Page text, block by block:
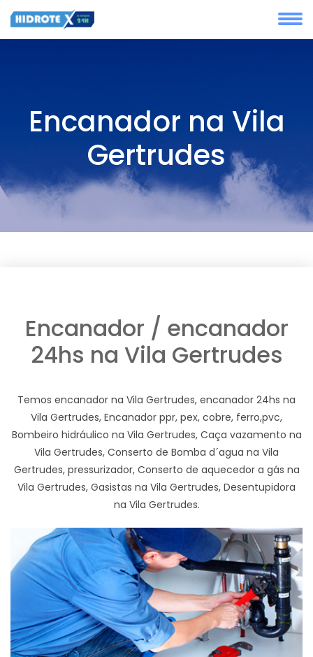
Encanador na Vila
Gertrudes
Encanador / encanador
24hs na Vila Gertrudes
Temos encanador na Vila Gertrudes, encanador 24hs na
Vila Gertrudes, Encanador ppr, pex, cobre, ferro,pvc,
Bombeiro hidráulico na Vila Gertrudes, Caça vazamento na
Vila Gertrudes, Conserto de Bomba d´agua na Vila
Gertrudes, pressurizador, Conserto de aquecedor a gás na
Vila Gertrudes, Gasistas na Vila Gertrudes, Desentupidora
na Vila Gertrudes.